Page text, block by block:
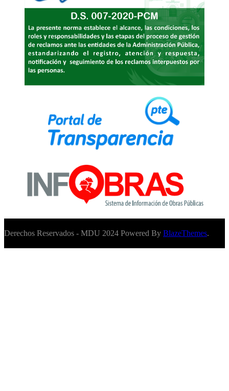
Derechos Reservados - MDU 2024 Powered By BlazeThemes.